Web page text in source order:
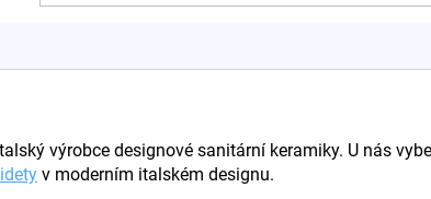
výrobce designové sanitární keramiky. U nás
v moderním italském designu.